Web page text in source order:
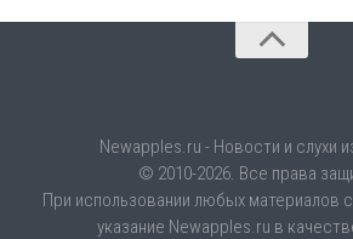
Newapples.ru - Новости и слухи
© 2010-2026. Все права
При использовании любых материалов
указание Newapples.ru в